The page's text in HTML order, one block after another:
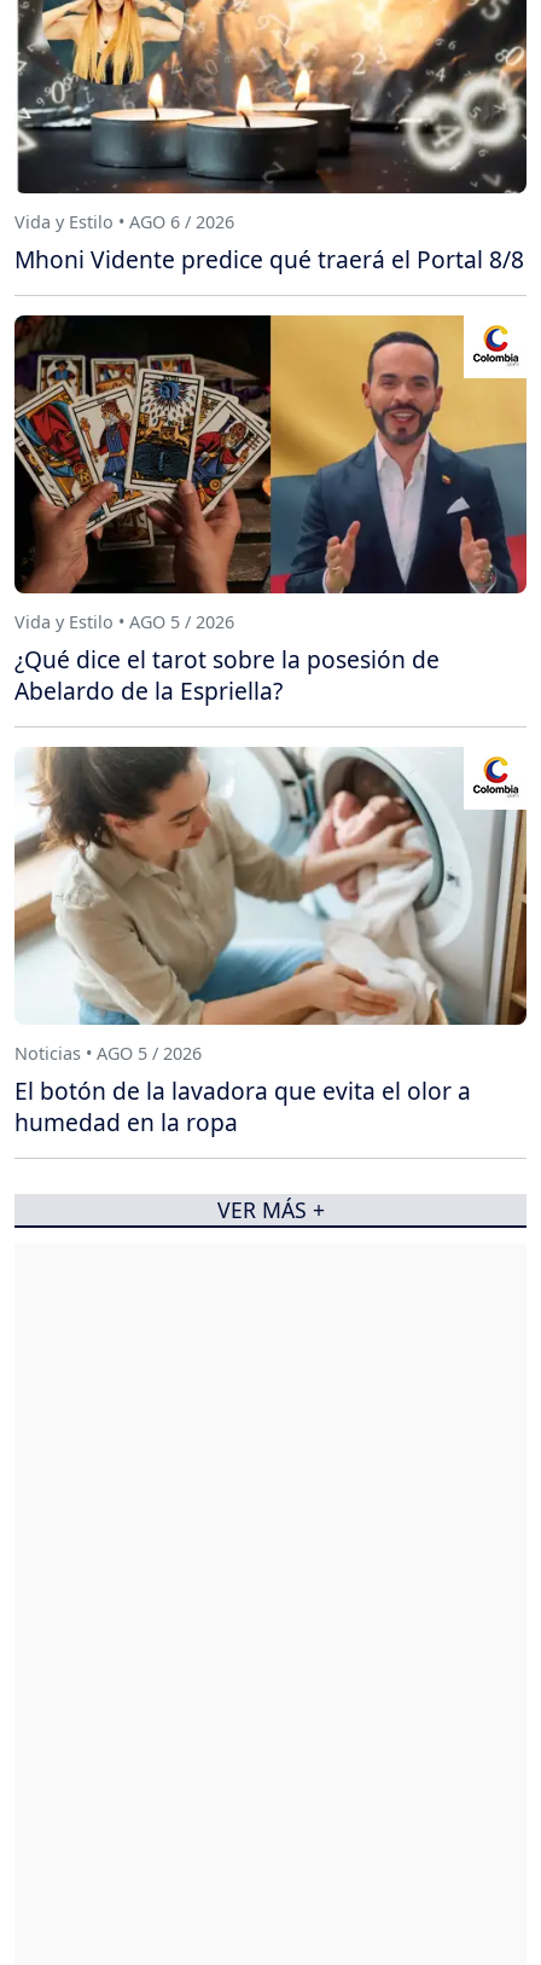
Vida y Estilo • AGO 6 / 2026
Mhoni Vidente predice qué traerá el Portal 8/8
Vida y Estilo • AGO 5 / 2026
¿Qué dice el tarot sobre la posesión de
Abelardo de la Espriella?
Noticias • AGO 5 / 2026
El botón de la lavadora que evita el olor a
humedad en la ropa
VER MÁS +